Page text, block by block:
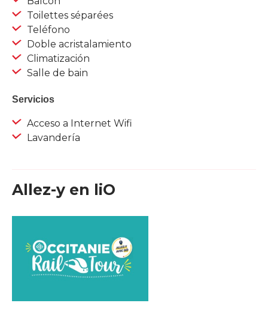
Toilettes séparées
Teléfono
Doble acristalamiento
Climatización
Salle de bain
Servicios
Acceso a Internet Wifi
Lavandería
Allez-y en liO